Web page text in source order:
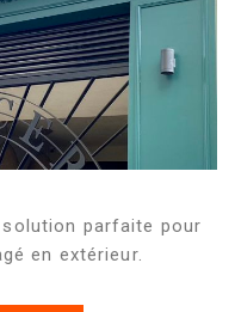
parfaite pour
en extérieur.